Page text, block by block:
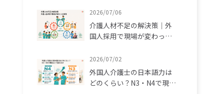
2026/07/06
介護人材不足の解決策｜外
国人採用で現場が変わった
2026/07/02
外国人介護士の日本語力は
どのくらい？N3・N4で現場